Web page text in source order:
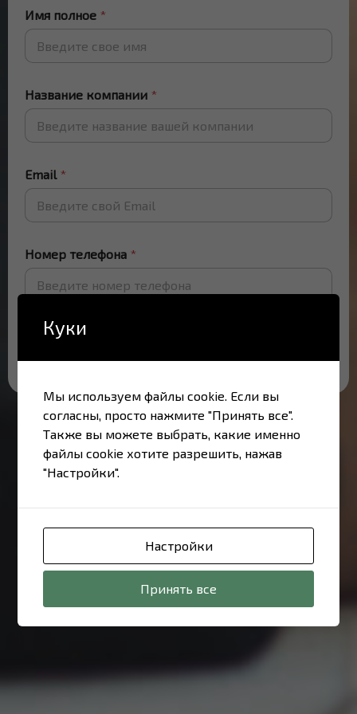
Имя полное *
Название компании *
Email *
Номер телефона *
Куки
Мы используем файлы cookie. Если вы
согласны, просто нажмите "Принять все".
Также вы можете выбрать, какие именно
файлы cookie хотите разрешить, нажав
"Настройки".
Настройки
Принять все